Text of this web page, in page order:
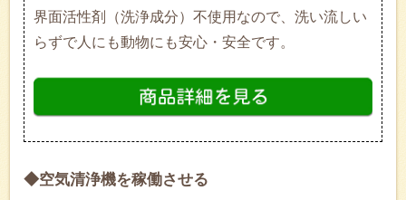
界面活性剤（洗浄成分）不使用なので、洗い流しい
らずで人にも動物にも安心・安全です。
◆空気清浄機を稼働させる